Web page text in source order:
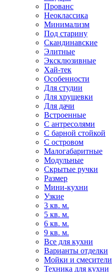
Прованс
Неоклассика
Минимализм
Под старину
Скандинавские
Элитные
Эксклюзивные
Хай-тек
Особенности
Для студии
Для хрущевки
Для дачи
Встроенные
С антресолями
С барной стойкой
С островом
Малогабаритные
Модульные
Скрытые ручки
Размер
Мини-кухни
Узкие
3 кв. м.
5 кв. м.
6 кв. м.
9 кв. м.
Все для кухни
Варианты отделки
Мойки и смесители
Техника для кухни